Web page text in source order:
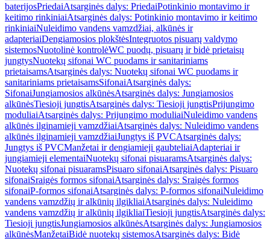
baterijosPriedaiAtsarginės dalys: PriedaiPotinkinio montavimo ir
keitimo rinkiniaiAtsarginės dalys: Potinkinio montavimo ir keitimo
rinkiniaiNuleidimo vandens vamzdžiai, alkūnės ir
adapteriaiDengiamosios plokštėsIntegruotos pisuarų valdymo
sistemosNuotolinė kontrolėWC puodų, pisuarų ir bidė prietaisų
jungtysNuotekų sifonai WC puodams ir sanitariniams
prietaisamsAtsarginės dalys: Nuotekų sifonai WC puodams ir
sanitariniams prietaisamsSifonaiAtsarginės dalys:
SifonaiJungiamosios alkūnėsAtsarginės dalys: Jungiamosios
alkūnėsTiesioji jungtisAtsarginės dalys: Tiesioji jungtisPrijungimo
moduliaiAtsarginės dalys: Prijungimo moduliaiNuleidimo vandens
alkūnės ilginamieji vamzdžiaiAtsarginės dalys: Nuleidimo vandens
alkūnės ilginamieji vamzdžiaiJungtys iš PVCAtsarginės dalys:
Jungtys iš PVCManžetai ir dengiamieji gaubteliaiAdapteriai ir
jungiamieji elementaiNuotekų sifonai pisuaramsAtsarginės dalys:
Nuotekų sifonai pisuaramsPisuaro sifonaiAtsarginės dalys: Pisuaro
sifonaiSraigės formos sifonaiAtsarginės dalys: Sraigės formos
sifonaiP-formos sifonaiAtsarginės dalys: P-formos sifonaiNuleidimo
vandens vamzdžių ir alkūnių ilgikliaiAtsarginės dalys: Nuleidimo
vandens vamzdžių ir alkūnių ilgikliaiTiesioji jungtisAtsarginės dalys:
Tiesioji jungtisJungiamosios alkūnėsAtsarginės dalys: Jungiamosios
alkūnėsManžetaiBidė nuotekų sistemosAtsarginės dalys: Bidė